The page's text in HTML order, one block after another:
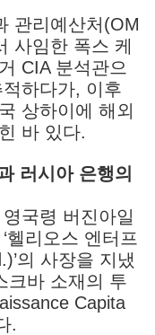
관리예산처(OM
사임한 폭스 케
CIA 분석관으
하다가, 이후
상하이에 해외
바 있다.
러시아 은행의
국령 버진아일
헬리오스 엔터프
의 사장을 지냈
크바 소재의 투
Capita
.